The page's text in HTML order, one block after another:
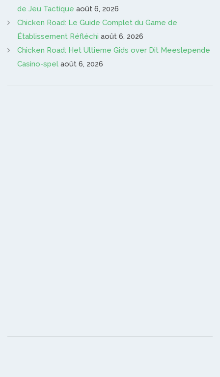
de Jeu Tactique août 6, 2026
Chicken Road: Le Guide Complet du Game de
Établissement Réfléchi août 6, 2026
Chicken Road: Het Ultieme Gids over Dit Meeslepende
Casino-spel août 6, 2026